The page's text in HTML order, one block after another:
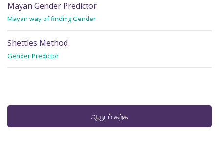
Mayan Gender Predictor
Mayan way of finding Gender
Shettles Method
Gender Predictor
ஆருடம் கற்க